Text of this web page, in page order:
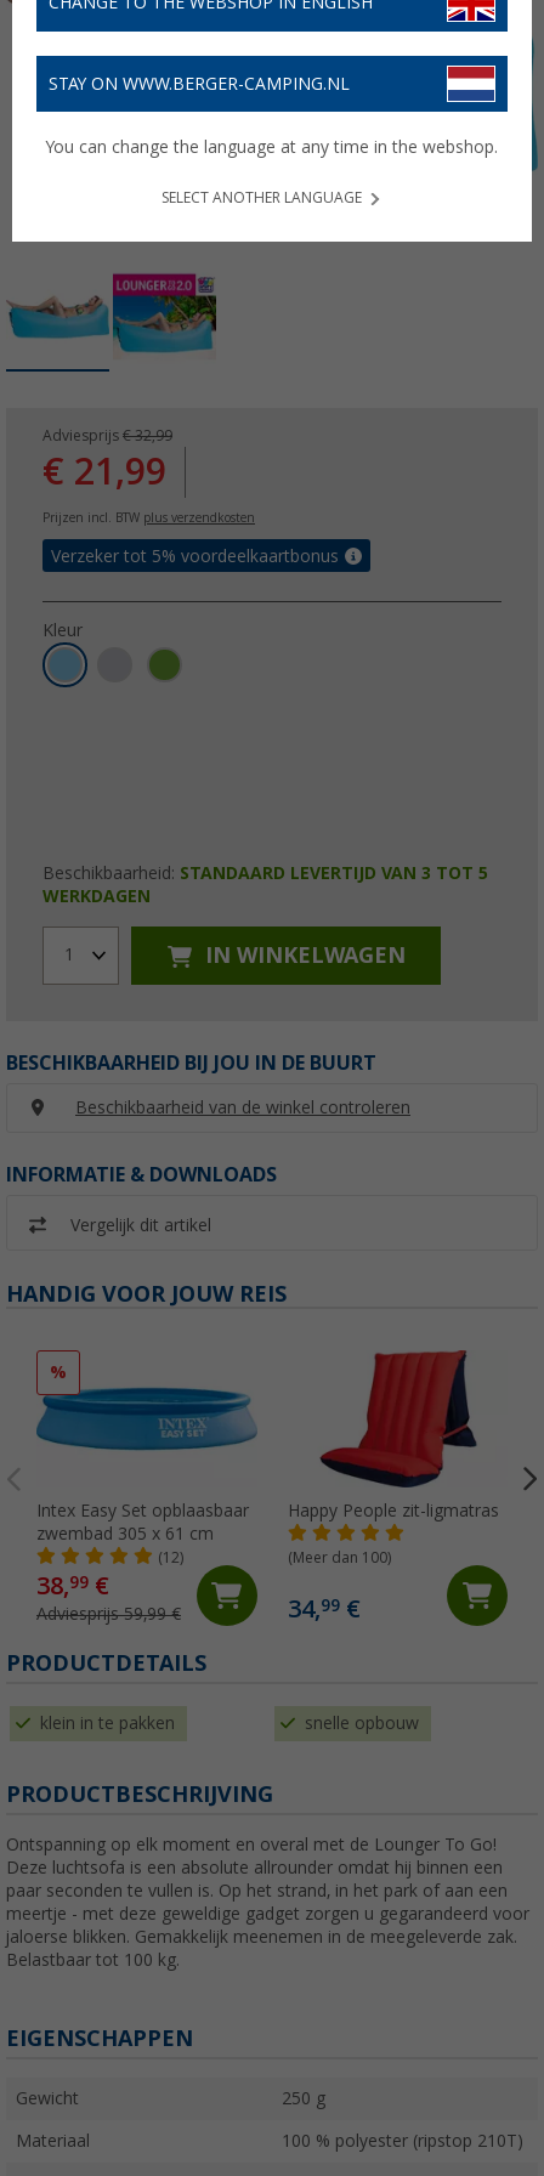
Adviesprijs € 32,99
€ 21,99
Prijzen incl. BTW plus verzendkosten
Verzeker tot 5% voordeelkaartbonus
Kleur
Beschikbaarheid: STANDAARD LEVERTIJD VAN 3 TOT 5
WERKDAGEN
1 IN WINKELWAGEN
BESCHIKBAARHEID BIJ JOU IN DE BUURT
Beschikbaarheid van de winkel controleren
INFORMATIE & DOWNLOADS
Vergelijk dit artikel
HANDIG VOOR JOUW REIS
%
Intex Easy Set opblaasbaar
zwembad 305 x 61 cm
(12)
38,99 €
Adviesprijs 59,99 €
Happy People zit-ligmatras
(Meer dan 100)
34,99€
PRODUCTDETAILS
klein in te pakken snelle opbouw
PRODUCTBESCHRIJVING
Ontspanning op elk moment en overal met de Lounger To Go!
Deze luchtsofa is een absolute allrounder omdat hij binnen een
paar seconden te vullen is. Op het strand, in het park of aan een
meertje - met deze geweldige gadget zorgen u gegarandeerd voor
jaloerse blikken. Gemakkelijk meenemen in de meegeleverde zak.
Belastbaar tot 100 kg.
EIGENSCHAPPEN
Gewicht 250 g
Materiaal 100 % polyester (ripstop 210T)
STAY ON WWW.BERGER-CAMPING.NL
You can change the language at any time in the webshop.
SELECT ANOTHER LANGUAGE